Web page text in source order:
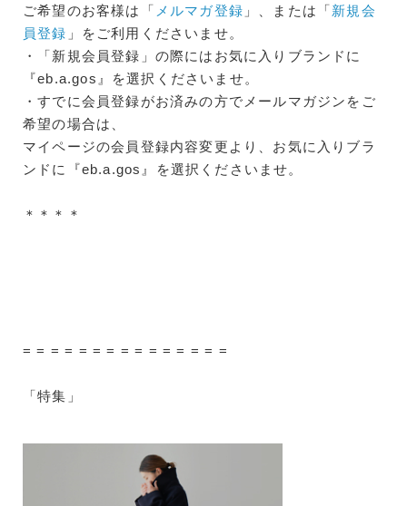
ご希望のお客様は「 メルマガ登録 」、または「新規会
員登録 」をご利用くださいませ。
・「新規会員登録」の際にはお気に入りブランドに
『eb.a.gos』を選択くださいませ。
・すでに会員登録がお済みの方でメールマガジンをご
希望の場合は、
マイページの会員登録内容変更より、お気に入りブラ
ンドに『eb.a.gos』を選択くださいませ。
＊＊＊＊
= = = = = = = = = = = = = = =
「特集」